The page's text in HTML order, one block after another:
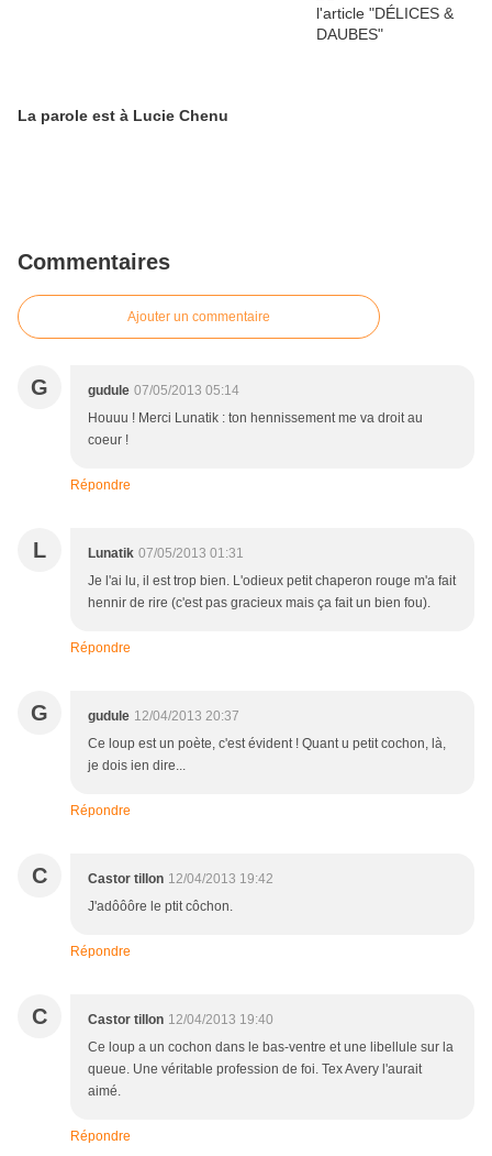
La parole est à Lucie Chenu
Commentaires
Ajouter un commentaire
G gudule 07/05/2013 05:14
Houuu ! Merci Lunatik : ton hennissement me va droit au
coeur !
Répondre
L Lunatik 07/05/2013 01:31
Je l'ai lu, il est trop bien. L'odieux petit chaperon rouge m'a fait
hennir de rire (c'est pas gracieux mais ça fait un bien fou).
Répondre
G gudule 12/04/2013 20:37
Ce loup est un poète, c'est évident ! Quant u petit cochon, là,
je dois ien dire...
Répondre
C Castor tillon 12/04/2013 19:42
J'adôôôre le ptit côchon.
Répondre
C Castor tillon 12/04/2013 19:40
Ce loup a un cochon dans le bas-ventre et une libellule sur la
queue. Une véritable profession de foi. Tex Avery l'aurait
aimé.
Répondre